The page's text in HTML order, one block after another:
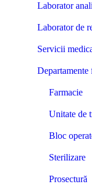
Laborator
Laborator de
Servicii
Departamente
Farmacie
Unitate de
Bloc
Sterilizare
Prosectură